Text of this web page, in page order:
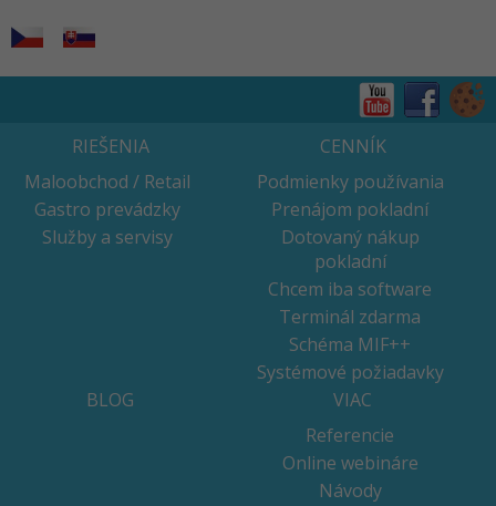
RIEŠENIA
Maloobchod / Retail
Gastro prevádzky
Služby a servisy
CENNÍK
Podmienky používania
Prenájom pokladní
Dotovaný nákup
pokladní
Chcem iba software
Terminál zdarma
Schéma MIF++
Systémové požiadavky
BLOG
VIAC
Referencie
Online webináre
Návody